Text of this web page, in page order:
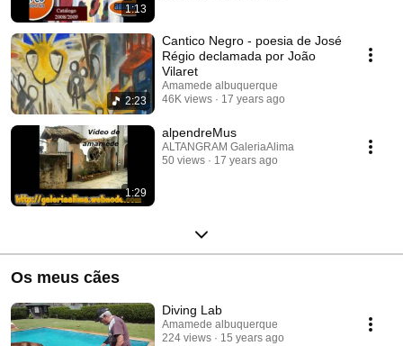
1:13
2:23
Cantico Negro - poesia de José
Régio declamada por João
Vilaret
Amamede albuquerque
46K views
17 years ago
1:29
alpendreMus
ALTANGRAM GaleriaAlima
50 views
17 years ago
Os meus cães
Diving Lab
Amamede albuquerque
224 views
15 years ago